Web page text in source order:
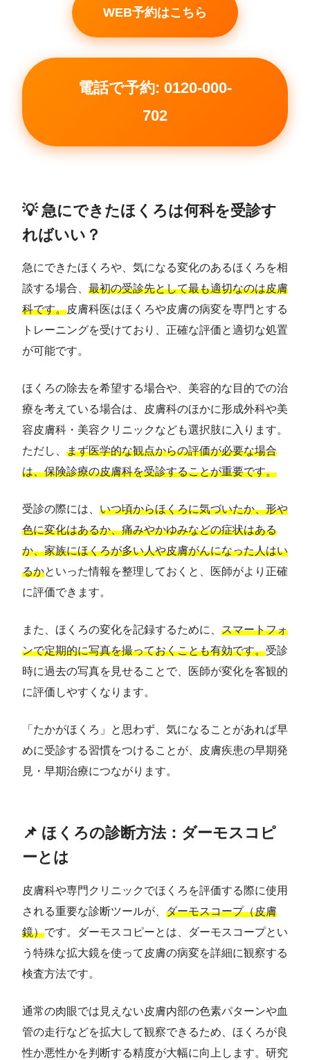
WEB予約はこちら
電話で予約: 0120-000-
702
💡 急にできたほくろは何科を受診す
ればいい？
急にできたほくろや、気になる変化のあるほくろを相
談する場合、 最初の受診先として最も適切なのは皮膚
科です。皮膚科医はほくろや皮膚の病変を専門とする
トレーニングを受けており、正確な評価と適切な処置
が可能です。
ほくろの除去を希望する場合や、美容的な目的での治
療を考えている場合は、皮膚科のほかに形成外科や美
容皮膚科・美容クリニックなども選択肢に入ります。
ただし、 まず医学的な観点からの評価が必要な場合
は、保険診療の皮膚科を受診することが重要です。
受診の際には、 いつ頃からほくろに気づいたか、形や
色に変化はあるか、痛みやかゆみなどの症状はある
か、家族にほくろが多い人や皮膚がんになった人はい
るかといった情報を整理しておくと、医師がより正確
に評価できます。
また、ほくろの変化を記録するために、 スマートフォ
ンで定期的に写真を撮っておくことも有効です。受診
時に過去の写真を見せることで、医師が変化を客観的
に評価しやすくなります。
「たかがほくろ」と思わず、気になることがあれば早
めに受診する習慣をつけることが、皮膚疾患の早期発
見・早期治療につながります。
📌 ほくろの診断方法：ダーモスコピ
ーとは
皮膚科や専門クリニックでほくろを評価する際に使用
される重要な診断ツールが、 ダーモスコープ（皮膚
鏡）です。ダーモスコピーとは、ダーモスコープとい
う特殊な拡大鏡を使って皮膚の病変を詳細に観察する
検査方法です。
通常の肉眼では見えない皮膚内部の色素パターンや血
管の走行などを拡大して観察できるため、ほくろが良
性か悪性かを判断する精度が大幅に向上します。研究